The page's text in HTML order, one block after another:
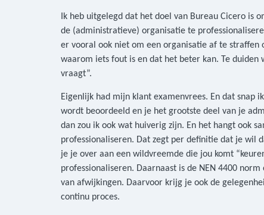
Ik heb uitgelegd dat het doel van Bureau Cicero is
de (administratieve) organisatie te
er vooral ook niet om een organisatie af te
waarom iets fout is en dat het beter kan. Te
vraagt”.
Eigenlijk had mijn klant examenvrees. En dat snap
wordt beoordeeld en je het grootste deel van je
dan zou ik ook wat huiverig zijn. En het hangt ook
professionaliseren. Dat zegt per definitie dat je wil
je je over aan een wildvreemde die jou komt
professionaliseren. Daarnaast is de NEN 4400
van afwijkingen. Daarvoor krijg je ook de
continu proces.